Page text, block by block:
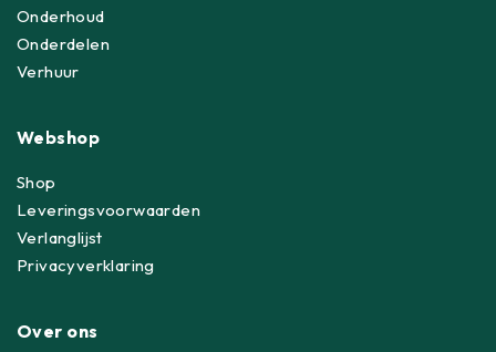
Onderhoud
Onderdelen
Verhuur
Webshop
Shop
Leveringsvoorwaarden
Verlanglijst
Privacyverklaring
Over ons